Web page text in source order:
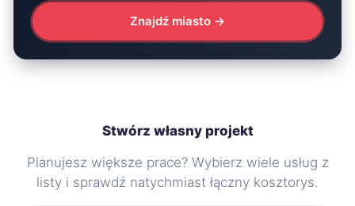
Znajdź miasto →
Stwórz własny projekt
Planujesz większe prace? Wybierz wiele usług z
listy i sprawdź natychmiast łączny kosztorys.